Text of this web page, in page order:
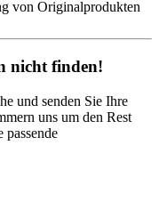
von Originalprodukten
nicht finden!
und senden Sie Ihre
uns um den Rest
passende